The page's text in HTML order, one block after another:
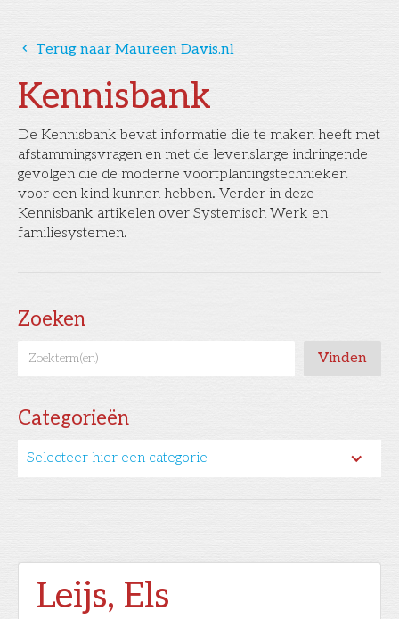
Kennisbank
De Kennisbank bevat informatie die te maken heeft met
afstammingsvragen en met de levenslange indringende
gevolgen die de moderne voortplantingstechnieken
voor een kind kunnen hebben. Verder in deze
Kennisbank artikelen over Systemisch Werk en
familiesystemen.
Zoeken
Categorieën
Selecteer hier een categorie
󰅁 Terug naar Maureen Davis.nl
Leijs, Els